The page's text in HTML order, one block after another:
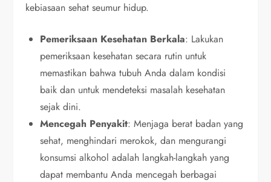
kebiasaan sehat seumur hidup.
Pemeriksaan Kesehatan Berkala: Lakukan
pemeriksaan kesehatan secara rutin untuk
memastikan bahwa tubuh Anda dalam kondisi
baik dan untuk mendeteksi masalah kesehatan
sejak dini.
Mencegah Penyakit: Menjaga berat badan yang
sehat, menghindari merokok, dan mengurangi
konsumsi alkohol adalah langkah-langkah yang
dapat membantu Anda mencegah berbagai